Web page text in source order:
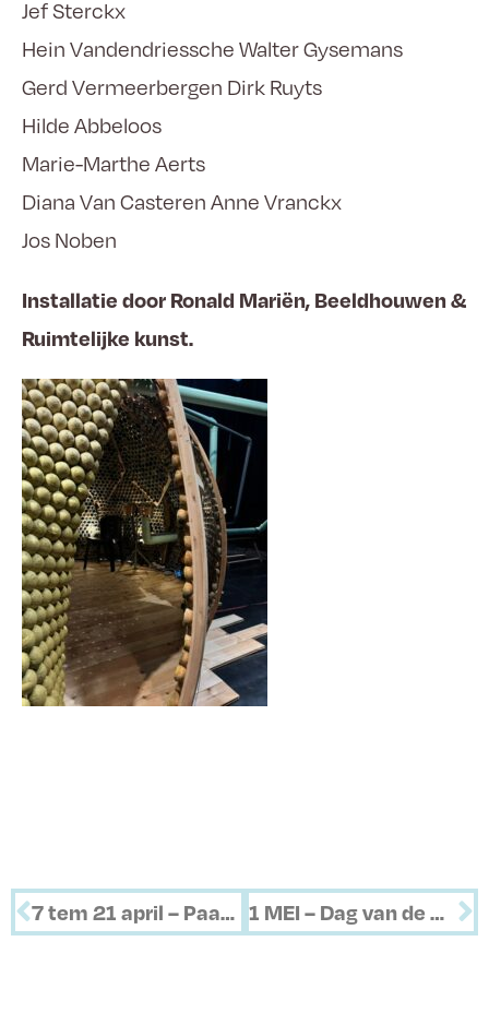
Jef Sterckx
Hein Vandendriessche Walter Gysemans
Gerd Vermeerbergen Dirk Ruyts
Hilde Abbeloos
Marie-Marthe Aerts
Diana Van Casteren Anne Vranckx
Jos Noben
Installatie door Ronald Mariën, Beeldhouwen &
Ruimtelijke kunst.
7 tem 21 april – Paasvakantie 1 MEI – Dag van de Arbeid